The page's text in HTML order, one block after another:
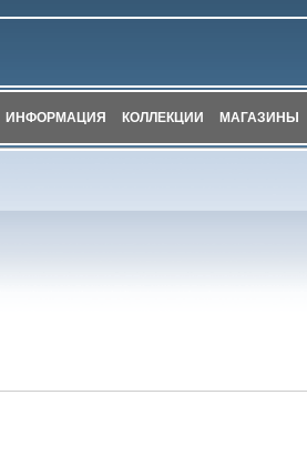
ИНФОРМАЦИЯ КОЛЛЕКЦИИ МАГАЗИНЫ